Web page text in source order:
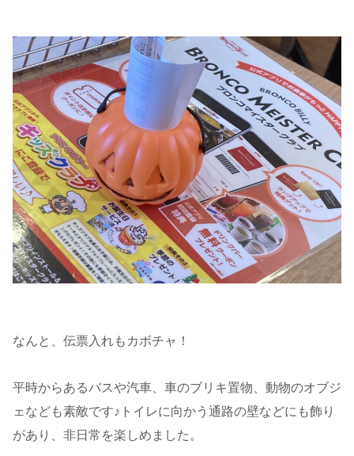
なんと、伝票入れもカボチャ！
平時からあるバスや汽車、車のブリキ置物、動物のオブジ
ェなども素敵です♪トイレに向かう通路の壁などにも飾り
があり、非日常を楽しめました。